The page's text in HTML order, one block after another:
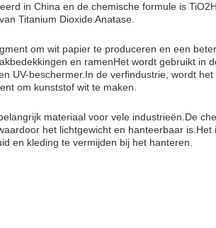
in China en de chemische formule is
Titanium Dioxide Anatase.
om wit papier te produceren en een
en ramenHet wordt gebruikt in
UV-beschermer.In de verfindustrie, wordt
om kunststof wit te maken.
materiaal voor vele industrieën.De
het lichtgewicht en hanteerbaar
en kleding te vermijden bij het hanteren.